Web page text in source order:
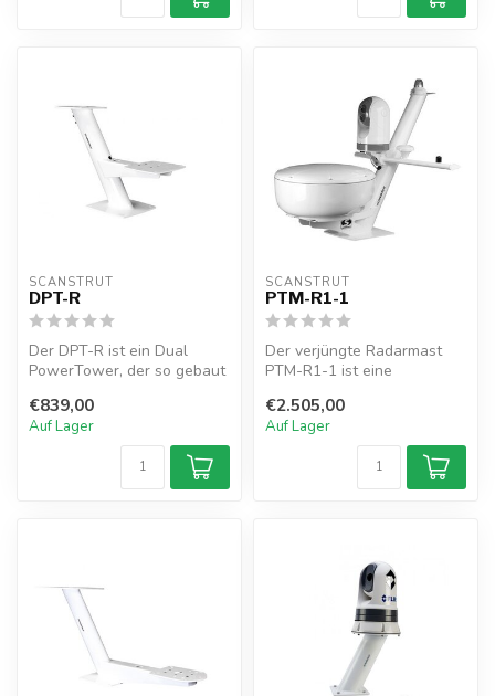
SCANSTRUT
DPT-R
Der DPT-R ist ein Dual
PowerTower, der so gebaut
eine...
€839,00
Auf Lager
SCANSTRUT
PTM-R1-1
Der verjüngte Radarmast
PTM-R1-1 ist eine
Radar, Beleu...
€2.505,00
Auf Lager